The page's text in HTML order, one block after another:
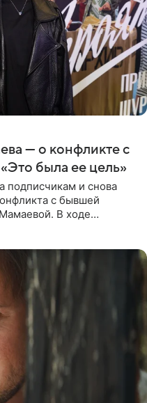
— о конфликте с
была ее цель»
подписчикам и снова
с бывшей
В ходе